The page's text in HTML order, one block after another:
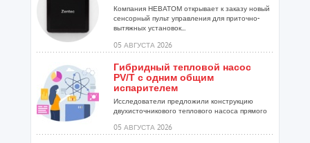
Компания НЕВАТОМ открывает к заказу новый
сенсорный пульт управления для приточно-
вытяжных установок...
05 АВГУСТА 2026
Гибридный тепловой насос
PV/T с одним общим
испарителем
Исследователи предложили конструкцию
двухисточникового теплового насоса прямого
05 АВГУСТА 2026